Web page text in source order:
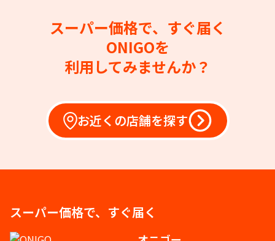
スーパー価格で、すぐ届く
ONIGOを
利用してみませんか？
お近くの店舗を探す
スーパー価格で、すぐ届く